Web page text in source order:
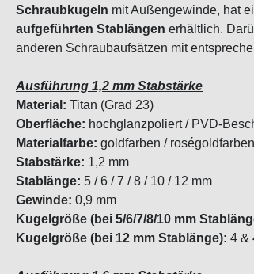
Schraubkugeln mit Außengewinde, hat
aufgeführten Stablängen erhältlich.
anderen Schraubaufsätzen mit
Ausführung 1,2 mm Stabstärke
Material: Titan (Grad 23)
Oberfläche: hochglanzpoliert / PVD-
Materialfarbe: goldfarben /
Stabstärke: 1,2 mm
Stablänge: 5 / 6 / 7 / 8 / 10 / 12 mm
Gewinde: 0,9 mm
Kugelgröße (bei 5/6/7/8/10 mm
Kugelgröße (bei 12 mm Stablänge): 4 &